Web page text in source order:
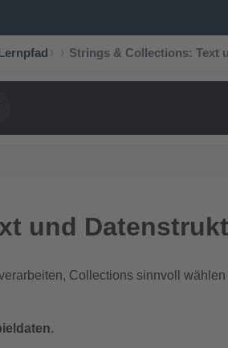
› Strings & Collections: Text
und
Collections sinnvoll wählen
.